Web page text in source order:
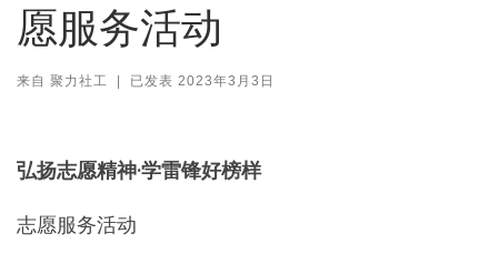
愿服务活动
来自 聚力社工 | 已发表 2023年3月3日
弘扬志愿精神·学雷锋好榜样
志愿服务活动